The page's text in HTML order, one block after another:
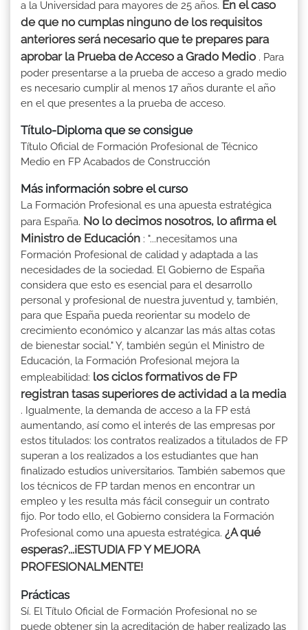
a la Universidad para mayores de 25 años. En el caso
de que no cumplas ninguno de los requisitos
anteriores será necesario que te prepares para
aprobar la Prueba de Acceso a Grado Medio . Para
poder presentarse a la prueba de acceso a grado medio
es necesario cumplir al menos 17 años durante el año
en el que presentes a la prueba de acceso.
Título-Diploma que se consigue
Título Oficial de Formación Profesional de Técnico
Medio en FP Acabados de Construcción
Más información sobre el curso
La Formación Profesional es una apuesta estratégica
para España. No lo decimos nosotros, lo afirma el
Ministro de Educación : "...necesitamos una
Formación Profesional de calidad y adaptada a las
necesidades de la sociedad. El Gobierno de España
considera que esto es esencial para el desarrollo
personal y profesional de nuestra juventud y, también,
para que España pueda reorientar su modelo de
crecimiento económico y alcanzar las más altas cotas
de bienestar social." Y, también según el Ministro de
Educación, la Formación Profesional mejora la
empleabilidad: los ciclos formativos de FP
registran tasas superiores de actividad a la media
. Igualmente, la demanda de acceso a la FP está
aumentando, así como el interés de las empresas por
estos titulados: los contratos realizados a titulados de FP
superan a los realizados a los estudiantes que han
finalizado estudios universitarios. También sabemos que
los técnicos de FP tardan menos en encontrar un
empleo y les resulta más fácil conseguir un contrato
fijo. Por todo ello, el Gobierno considera la Formación
Profesional como una apuesta estratégica. ¿A qué
esperas?...¡ESTUDIA FP Y MEJORA
PROFESIONALMENTE!
Prácticas
Sí. El Título Oficial de Formación Profesional no se
puede obtener sin la acreditación de haber realizado las